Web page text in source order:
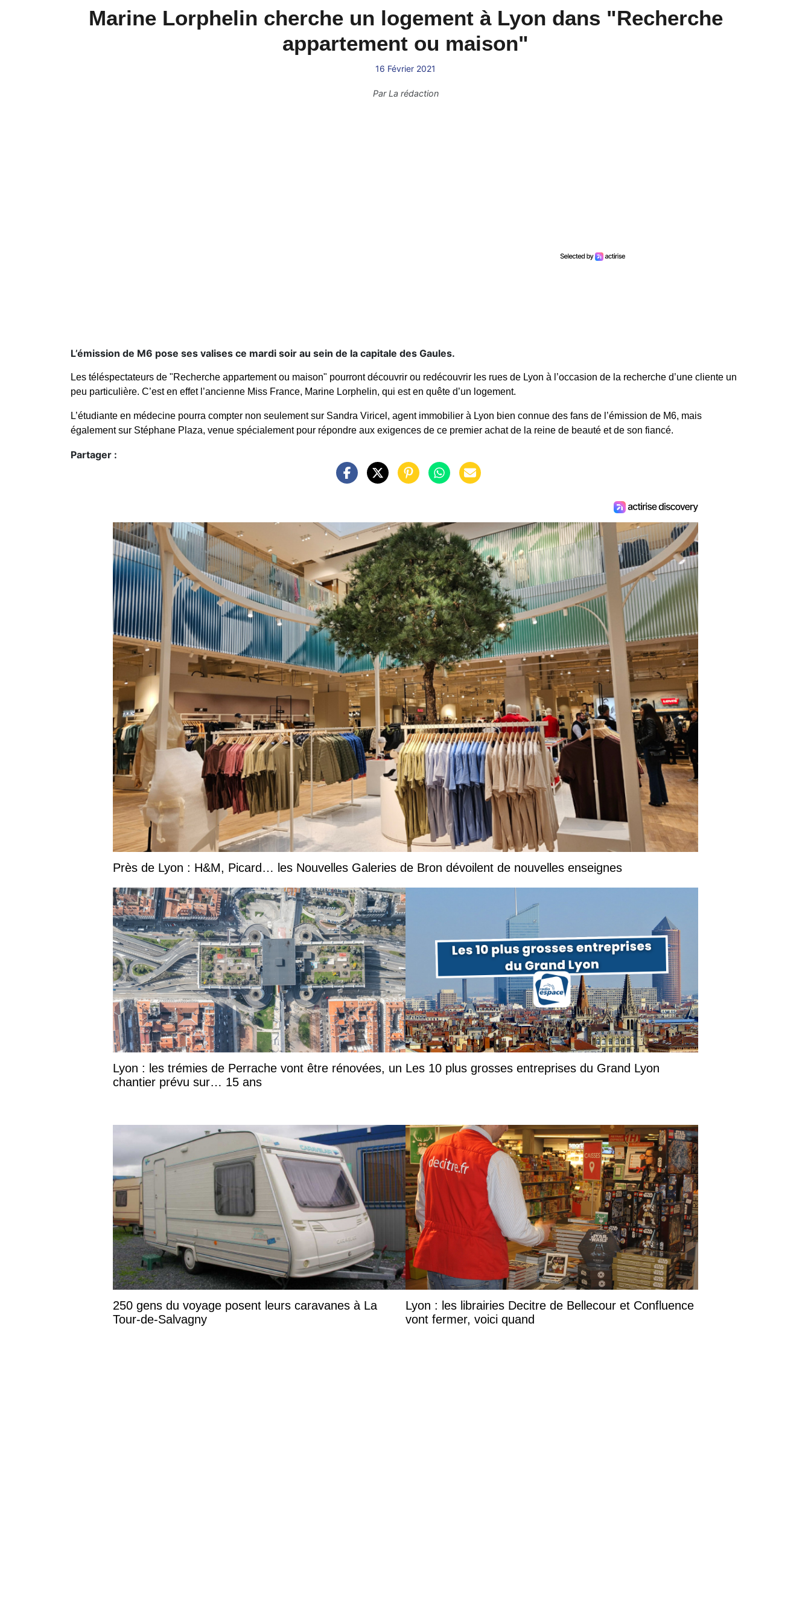
Marine Lorphelin cherche un logement à Lyon dans "Recherche
appartement ou maison"
16 Février 2021
ParLa rédaction
L’émission de M6 pose ses valises ce mardi soir au sein de la capitale des Gaules.
Les téléspectateurs de "Recherche appartement ou maison" pourront découvrir ou redécouvrir les rues de Lyon à l’occasion de la recherche d’une cliente un
peu particulière. C’est en effet l’ancienne Miss France, Marine Lorphelin, qui est en quête d’un logement.
L’étudiante en médecine pourra compter non seulement sur Sandra Viricel, agent immobilier à Lyon bien connue des fans de l’émission de M6, mais
également sur Stéphane Plaza, venue spécialement pour répondre aux exigences de ce premier achat de la reine de beauté et de son fiancé.
Partager :
Près de Lyon : H&M, Picard… les Nouvelles Galeries de Bron dévoilent de nouvelles enseignes
Lyon : les trémies de Perrache vont être rénovées, un
chantier prévu sur… 15 ans
Les 10 plus grosses entreprises du Grand Lyon
250 gens du voyage posent leurs caravanes à La
Tour-de-Salvagny
Lyon : les librairies Decitre de Bellecour et Confluence
vont fermer, voici quand